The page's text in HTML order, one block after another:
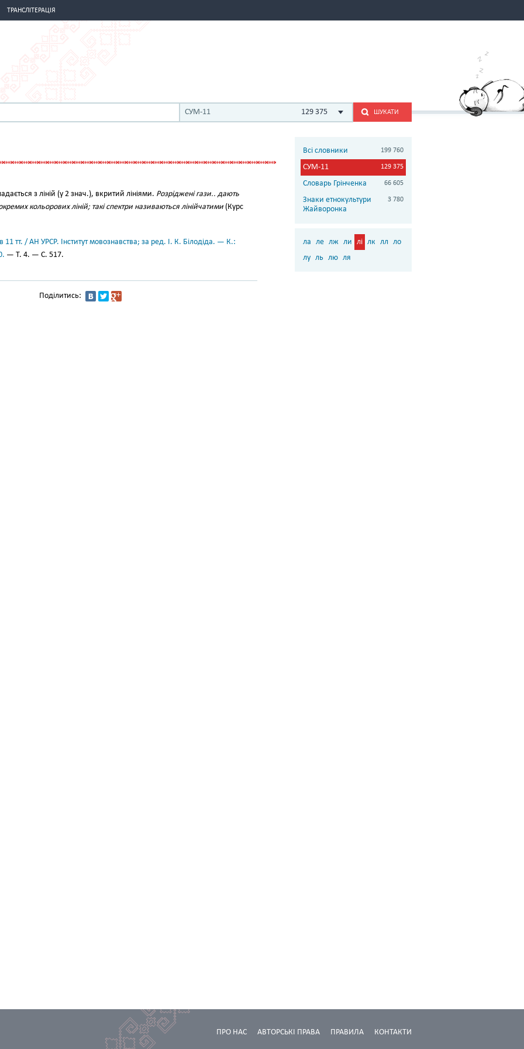
ТРАНСЛІТЕРАЦІЯ
СУМ-11 129 375 ШУКАТИ
з ліній (у 2 знач.), вкритий лініями. Розріджені гази.. дають
кольорових ліній; такі спектри називаються лінійчатими (Курс
11 тт. / АН УРСР. Інститут мовознавства; за ред. І. К. Білодіда. — К.:
— Т. 4. — С. 517.
Поділитись:
Всі словники 199 760
СУМ-11 129 375
Словарь Грінченка 66 605
Знаки етнокультури
Жайворонка
3 780
ла ле лж ли лі лк лл ло
лу ль лю ля
КОНТАКТИ
ПРАВИЛА
АВТОРСЬКІ ПРАВА
ПРО НАС